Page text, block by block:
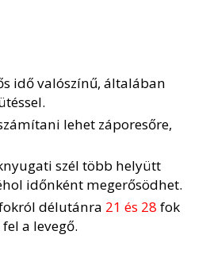
idő valószínű, általában
lehet záporesőre,
szél több helyütt
időnként megerősödhet.
délutánra 21 és 28 fok
a levegő.